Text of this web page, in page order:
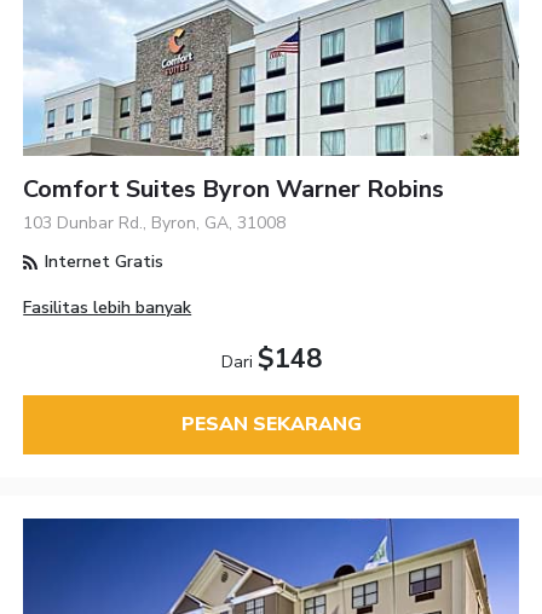
Comfort Suites Byron Warner Robins
103 Dunbar Rd., Byron, GA, 31008
Internet Gratis
Fasilitas lebih banyak
Dari $148
PESAN SEKARANG